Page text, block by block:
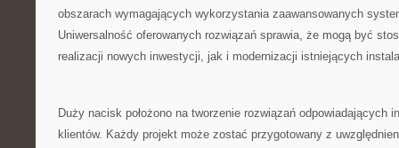
obszarach wymagających wykorzystania zaawansowanych
Uniwersalność oferowanych rozwiązań sprawia, że mogą być
realizacji nowych inwestycji, jak i modernizacji istniejących
Duży nacisk położono na tworzenie rozwiązań odpowiadających
klientów. Każdy projekt może zostać przygotowany z